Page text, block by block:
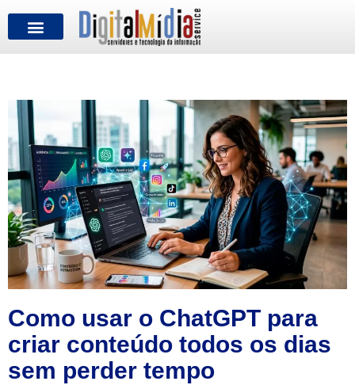
Como usar o ChatGPT para
criar conteúdo todos os dias
sem perder tempo